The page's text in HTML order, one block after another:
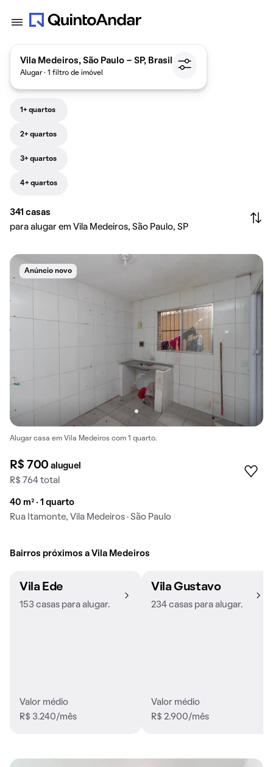
Vila Medeiros, São Paulo - SP, Brasil
Alugar · 1 filtro de imóvel
1+ quartos
2+ quartos
3+ quartos
4+ quartos
341 casas
para alugar em Vila Medeiros, São Paulo, SP
Anúncio novo
Alugar casa em Vila Medeiros com 1 quarto.
R$ 700aluguel
R$ 764 total
40 m² · 1 quarto
Rua Itamonte, Vila Medeiros · São Paulo
Bairros próximos a Vila Medeiros
Vila Ede
153 casas para alugar.
Valor médio
R$ 3.240/mês
Vila Gustavo
234 casas para alugar.
Valor médio
R$ 2.900/mês